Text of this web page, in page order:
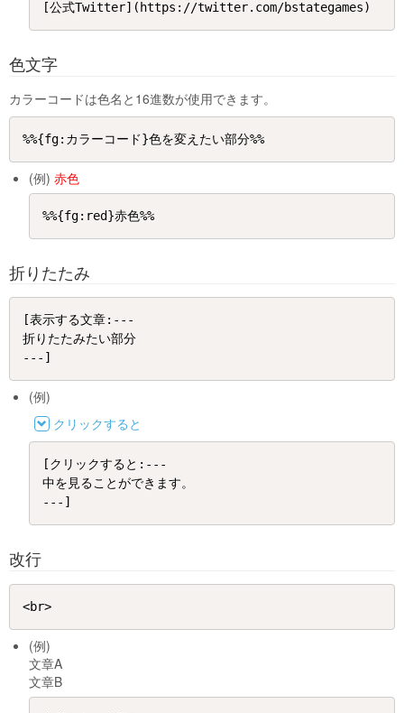
色文字
カラーコードは色名と16進数が使用できます。
(例)赤色
折りたたみ
[表示する文章:---
折りたたみたい部分
(例)
クリックすると
[クリックすると:---
中を見ることができます。
改行
(例)
文章A
文章B